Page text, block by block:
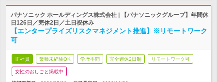
パナソニック ホールディングス株式会社 | 【パナソニックグループ】年間休
日126日／完休2日／土日祝休み
【エンタープライズリスクマネジメント推進】※リモートワーク
可
正社員 業種未経験OK 学歴不問 完全週休2日制 リモートワーク可
女性のおしごと掲載中